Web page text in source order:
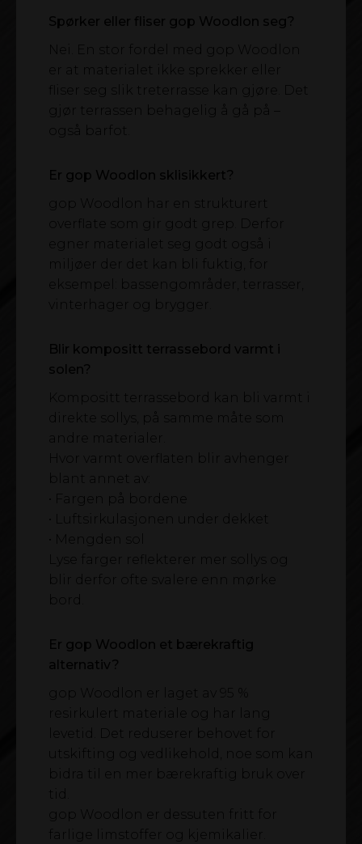
Spørker eller fliser gop Woodlon seg?
Nei. En stor fordel med gop Woodlon
er at materialet ikke sprekker eller
fliser seg slik treterrasse kan gjøre. Det
gjør terrassen behagelig å gå på –
også barfot.
Er gop Woodlon sklisikkert?
gop Woodlon har en strukturert
overflate som gir godt grep. Derfor
egner materialet seg godt også i
miljøer der det kan bli fuktig, for
eksempel: bassengområder, terrasser,
vinterhager og brygger.
Blir kompositt terrassebord varmt i
solen?
Kompositt terrassebord kan bli varmt i
direkte sollys, på samme måte som
andre materialer.
Hvor varmt overflaten blir avhenger
blant annet av:
• Fargen på bordene
• Luftsirkulasjonen under dekket
• Mengden sol
Lyse farger reflekterer mer sollys og
blir derfor ofte svalere enn mørke
Er gop Woodlon et bærekraftig
alternativ?
gop Woodlon er laget av 95 %
resirkulert materiale og har lang
levetid. Det reduserer behovet for
utskifting og vedlikehold, noe som kan
bidra til en mer bærekraftig bruk over
tid.
gop Woodlon er dessuten fritt for
farlige limstoffer og kjemikalier.